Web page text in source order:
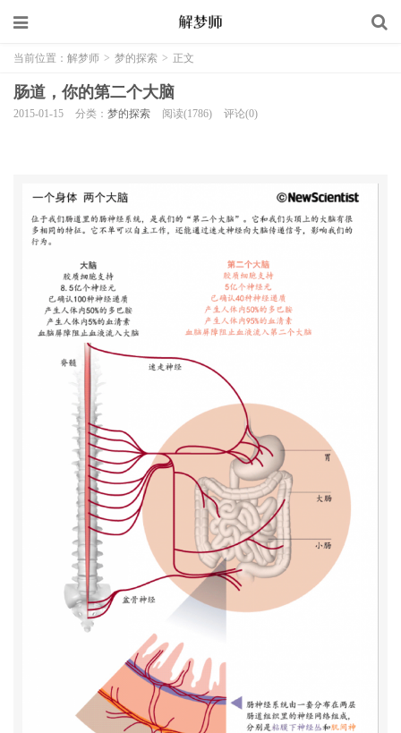
当前位置： 解梦师 > 梦的探索 > 正文
肠道，你的第二个大脑
2015-01-15 分类： 梦的探索 阅读(1786) 评论(0)